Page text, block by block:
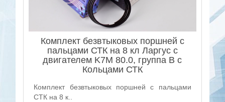
Комплект безвтыковых поршней с
пальцами СТК на 8 кл Ларгус с
двигателем K7M 80.0, группа B с
Кольцами СТК
Комплект безвтыковых поршней с пальцами
СТК на 8 к..